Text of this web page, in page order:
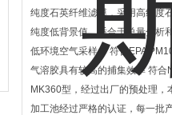
纯度石英纤维滤膜，采用高纯度
纯度低背景值，适合于总量分析
低环境空气采样。 符合EPA
气溶胶具有较高的捕集效率 符
MK360型，经过出厂的预处理
加工池经过严格的认证，每一批